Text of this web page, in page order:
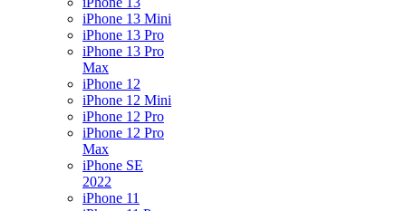
iPhone 13 Mini
iPhone 13 Pro
iPhone 13 Pro
Max
iPhone 12
iPhone 12 Mini
iPhone 12 Pro
iPhone 12 Pro
Max
iPhone SE
2022
iPhone 11